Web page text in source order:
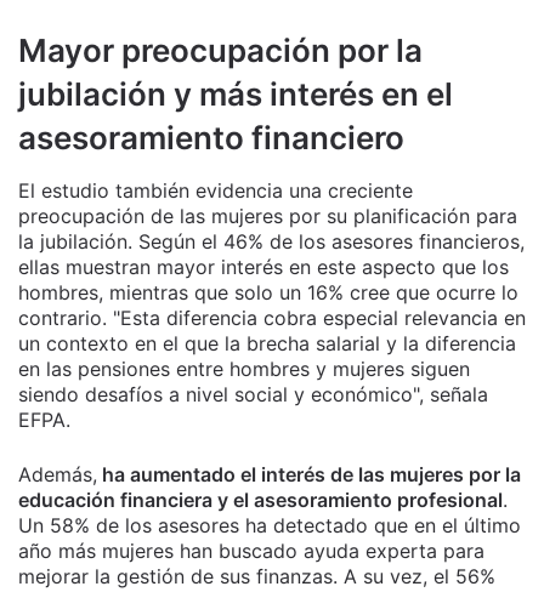
Mayor preocupación por la
jubilación y más interés en el
asesoramiento financiero
El estudio también evidencia una creciente
preocupación de las mujeres por su planificación para
la jubilación. Según el 46% de los asesores financieros,
ellas muestran mayor interés en este aspecto que los
hombres, mientras que solo un 16% cree que ocurre lo
contrario. "Esta diferencia cobra especial relevancia en
un contexto en el que la brecha salarial y la diferencia
en las pensiones entre hombres y mujeres siguen
siendo desafíos a nivel social y económico", señala
EFPA.
Además, ha aumentado el interés de las mujeres por la
educación financiera y el asesoramiento profesional.
Un 58% de los asesores ha detectado que en el último
año más mujeres han buscado ayuda experta para
mejorar la gestión de sus finanzas. A su vez, el 56%